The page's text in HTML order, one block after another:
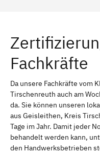
Erlangen
Bayreuth
Schweinfurt
Freising
Fachkräfte
Da unsere Fachkräfte vom
Tirschenreuth auch am
da. Sie können unseren
aus Geisleithen, Kreis
Tage im Jahr. Damit jeder
behandelt werden kann,
den Handwerksbetrieben